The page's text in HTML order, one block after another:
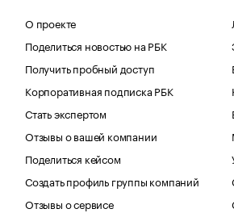
О проекте
Поделиться новостью на РБК
Получить пробный доступ
Корпоративная подписка РБК
Стать экспертом
Отзывы о вашей компании
Поделиться кейсом
Создать профиль группы компаний
Отзывы о сервисе